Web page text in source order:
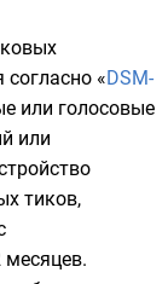
«DSM-
или голосовые
или
тиков,